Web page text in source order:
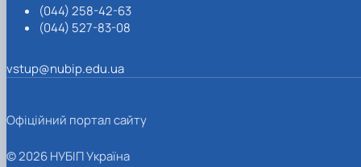
(044) 258-42-63
(044) 527-83-08
vstup@nubip.edu.ua
Офіційний портал сайту
© 2026 НУБІП Україна